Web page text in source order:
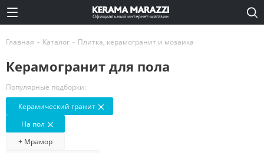
Официальный интернет-магазин
Главная - Каталог - Плитка, керамогранит и мозаика
Керамогранит для пола
Популярные подборки:
Керамический гранит
На пол
+ Мрамор